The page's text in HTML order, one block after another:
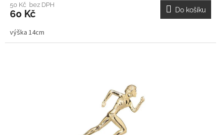
50 Kč bez DPH
60 Kč Do košíku
výška 14cm